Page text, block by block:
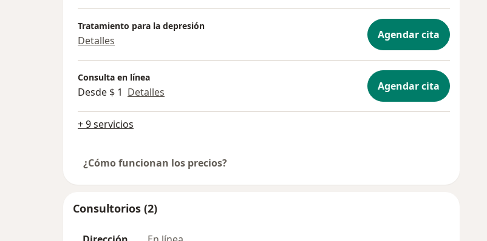
Tratamiento para la depresión
Detalles Agendar cita
Consulta en línea
Desde $ 1 Detalles Agendar cita
+ 9 servicios
¿Cómo funcionan los precios?
Consultorios (2)